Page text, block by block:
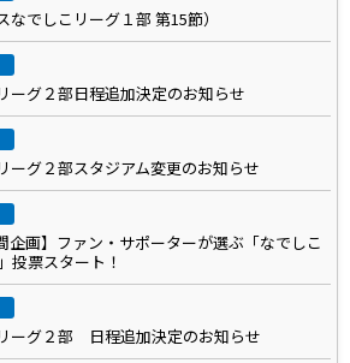
でしこリーグ１部 第15節）
ーグ２部日程追加決定のお知らせ
ーグ２部スタジアム変更のお知らせ
企画】ファン・サポーターが選ぶ「なでしこ
投票スタート！
ーグ２部 日程追加決定のお知らせ